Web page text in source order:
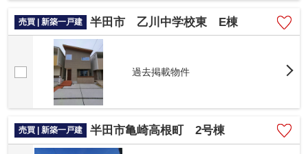
売買 | 新築一戸建 半田市 乙川中学校東 E棟
過去掲載物件
売買 | 新築一戸建 半田市亀崎高根町 2号棟